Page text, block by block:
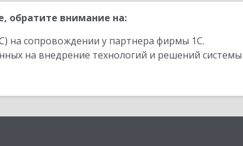
обратите внимание на:
на сопровождении у партнера фирмы 1С.
на внедрение технологий и решений